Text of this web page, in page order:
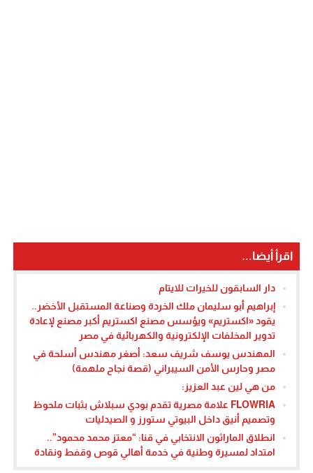
اقرأ أيضا...
دار السابقون للخيرات للايتام
إبراهيم أبو سليمان ملك الخردة وصناعة المستقبل الأخضر..
يقود «اكستريم» ويؤسس مصنع اكستريم أكبر مصنع لإعادة
تدوير المخلفات الإلكترونية والكهربائية في مصر
المهندس يوسف شريف سعد: أصغر مهندس أسلحة في
مصر وحارس الأمن السيبراني (قصة نجاح ملهمة)
من هي لين عبد العزيز:
FLOWRIA علامة مصرية تقدم بودي سبلاش بثبات ملحوظ
وتصميم أنيق داخل البيوتي ستورز و الصيدليات
انطلاق الماراثون الانتخابي في قنا: “معتز محمد محمود”..
امتداد لمسيرة وطنية في خدمة أهالي قوص وقفط ونقادة